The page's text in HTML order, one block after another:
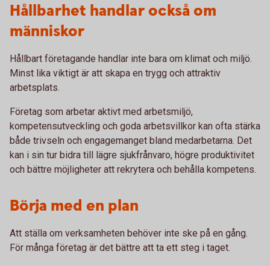
Hållbarhet handlar också om
människor
Hållbart företagande handlar inte bara om klimat och miljö.
Minst lika viktigt är att skapa en trygg och attraktiv
arbetsplats.
Företag som arbetar aktivt med arbetsmiljö,
kompetensutveckling och goda arbetsvillkor kan ofta stärka
både trivseln och engagemanget bland medarbetarna. Det
kan i sin tur bidra till lägre sjukfrånvaro, högre produktivitet
och bättre möjligheter att rekrytera och behålla kompetens.
Börja med en plan
Att ställa om verksamheten behöver inte ske på en gång.
För många företag är det bättre att ta ett steg i taget.